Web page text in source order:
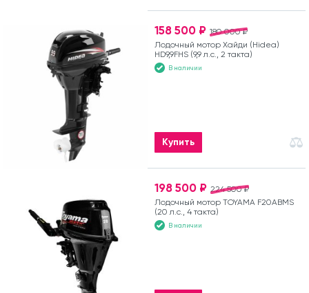
180 000 ₽
158 500 ₽
Лодочный мотор Хайди (Hidea)
HD9,9FHS (9,9 л.с., 2 такта)
В наличии
Купить
224 500 ₽
198 500 ₽
Лодочный мотор TOYAMA F20ABMS
(20 л.с., 4 такта)
В наличии